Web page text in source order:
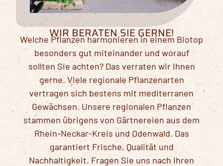
WIR BERATEN SIE GERNE!
Welche Pflanzen harmonieren in einem Biotop
besonders gut miteinander und worauf
sollten Sie achten? Das verraten wir Ihnen
gerne. Viele regionale Pflanzenarten
vertragen sich bestens mit mediterranen
Gewächsen. Unsere regionalen Pflanzen
stammen übrigens von Gärtnereien aus dem
Rhein-Neckar-Kreis und Odenwald. Das
garantiert Frische, Qualität und
Nachhaltigkeit. Fragen Sie uns nach Ihren